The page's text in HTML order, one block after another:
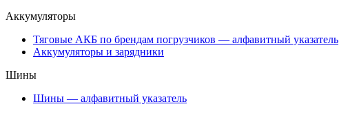
Аккумуляторы
Тяговые АКБ по брендам погрузчиков — алфавитный указатель
Аккумуляторы и зарядники
Шины
Шины — алфавитный указатель